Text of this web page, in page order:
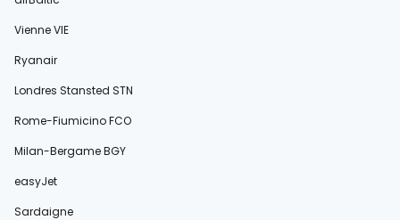
Vienne VIE
Ryanair
Londres Stansted STN
Rome-Fiumicino FCO
Milan-Bergame BGY
easyJet
Sardaigne